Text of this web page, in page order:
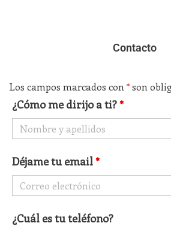
Contacto
Los campos marcados con *son
¿Cómo me dirijo a ti?*
Déjame tu email*
¿Cuál es tu teléfono?